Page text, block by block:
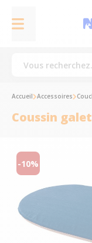
Accueil Accessoires
Coussin
-10%